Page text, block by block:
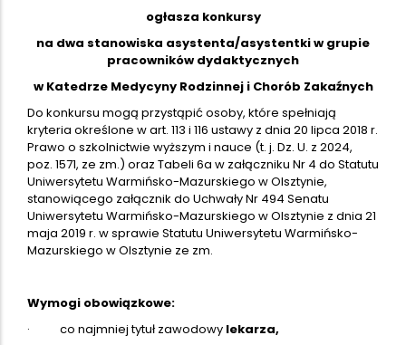
ogłasza konkursy
na dwa stanowiska asystenta/asystentki w grupie
pracowników dydaktycznych
w Katedrze Medycyny Rodzinnej i Chorób Zakaźnych
Do konkursu mogą przystąpić osoby, które spełniają
kryteria określone w art. 113 i 116 ustawy z dnia 20 lipca 2018 r.
Prawo o szkolnictwie wyższym i nauce (t. j. Dz. U. z 2024,
poz. 1571, ze zm.) oraz Tabeli 6a w załączniku Nr 4 do Statutu
Uniwersytetu Warmińsko-Mazurskiego w Olsztynie,
stanowiącego załącznik do Uchwały Nr 494 Senatu
Uniwersytetu Warmińsko-Mazurskiego w Olsztynie z dnia 21
maja 2019 r. w sprawie Statutu Uniwersytetu Warmińsko-
Mazurskiego w Olsztynie ze zm.
Wymogi obowiązkowe:
· co najmniej tytuł zawodowy lekarza,